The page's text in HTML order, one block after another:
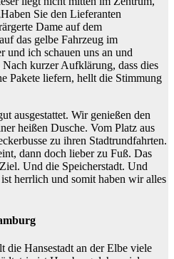
Sie den Lieferanten
Dame auf dem
das gelbe Fahrzeug im
und ich schauen uns an und
kurzer Aufklärung, dass dies
Pakete liefern, hellt die Stimmung
ausgestattet. Wir genießen den
heißen Dusche. Vom Platz aus
zu ihren Stadtrundfahrten.
dann doch lieber zu Fuß. Das
Und die Speicherstadt. Und
herrlich und somit haben wir alles
die Hansestadt an der Elbe viele